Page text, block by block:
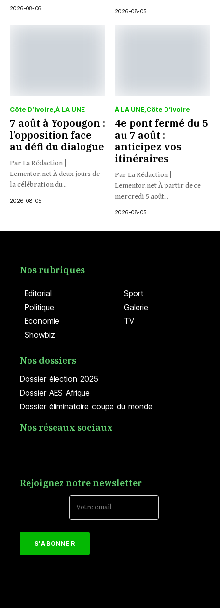
2026-08-06 2026-08-05
Côte D’ivoire À LA UNE
7 août à Yopougon :
l’opposition face
au défi du dialogue
Par La Rédaction |
Lementor.net À deux jours de
la célébration du...
2026-08-05
À LA UNE Côte D’ivoire
4e pont fermé du 5
au 7 août :
anticipez vos
itinéraires
Par La Rédaction |
Lementor.net À partir de ce
mercredi 5 août...
2026-08-05
Editorial
Politique
Economie
Showbiz
Sport
Galerie
TV
Nos rubriques
Dossier élection 2025
Dossier AES Afrique
Dossier éliminatoire coupe du monde
Nos dossiers
Nos réseaux sociaux
Rejoignez notre newsletter